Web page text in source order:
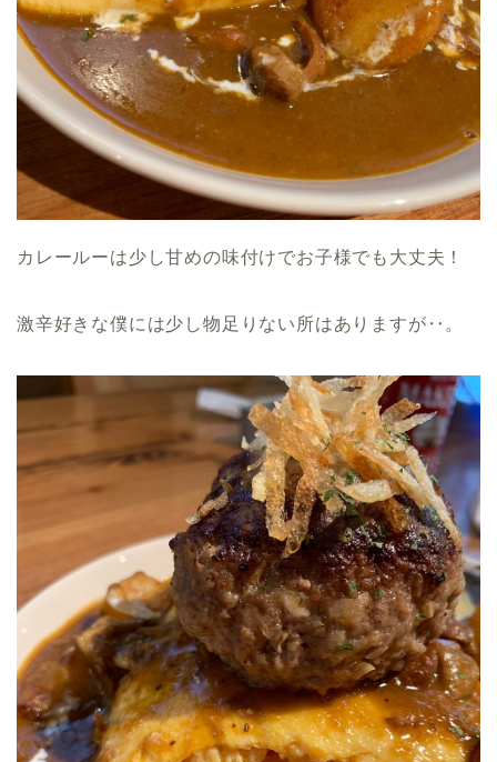
カレールーは少し甘めの味付けでお子様でも大丈夫！
激辛好きな僕には少し物足りない所はありますが‥。